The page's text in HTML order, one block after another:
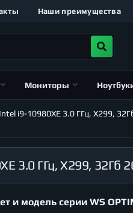
Наши преимущества
Мониторы
i9-10980XE 3.0 ГГц, X299,
и модель серии WS